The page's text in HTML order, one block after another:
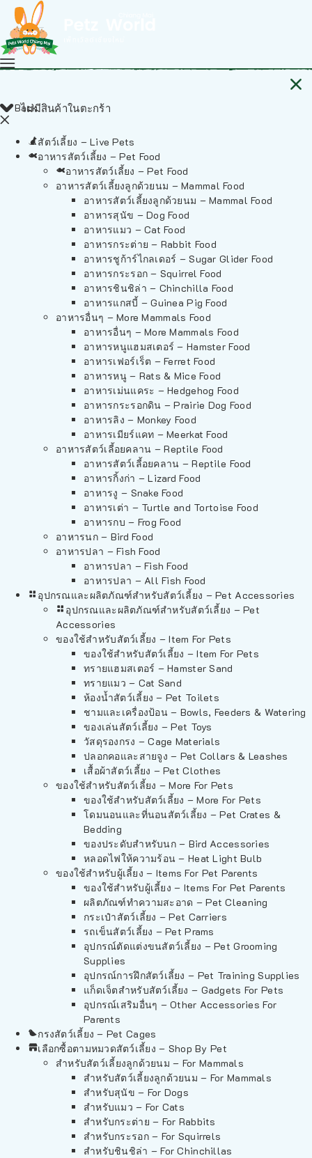
ไม่มีสินค้าในตะกร้า
Back
สัตว์เลี้ยง – Live Pets
อาหารสัตว์เลี้ยง – Pet Food
อาหารสัตว์เลี้ยง – Pet Food
อาหารสัตว์เลี้ยงลูกด้วยนม – Mammal Food
อาหารสัตว์เลี้ยงลูกด้วยนม – Mammal Food
อาหารสุนัข – Dog Food
อาหารแมว – Cat Food
อาหารกระต่าย – Rabbit Food
อาหารชูก้าร์ไกลเดอร์ – Sugar Glider Food
อาหารกระรอก – Squirrel Food
อาหารชินชิล่า – Chinchilla Food
อาหารแกสบี้ – Guinea Pig Food
อาหารอื่นๆ – More Mammals Food
อาหารอื่นๆ – More Mammals Food
อาหารหนูแฮมสเตอร์ – Hamster Food
อาหารเฟอร์เร็ต – Ferret Food
อาหารหนู – Rats & Mice Food
อาหารเม่นแคระ – Hedgehog Food
อาหารกระรอกดิน – Prairie Dog Food
อาหารลิง – Monkey Food
อาหารเมียร์แคท – Meerkat Food
อาหารสัตว์เลี้อยคลาน – Reptile Food
อาหารสัตว์เลี้อยคลาน – Reptile Food
อาหารกิ้งก่า – Lizard Food
อาหารงู – Snake Food
อาหารเต่า – Turtle and Tortoise Food
อาหารกบ – Frog Food
อาหารนก – Bird Food
อาหารปลา – Fish Food
อาหารปลา – Fish Food
อาหารปลา – All Fish Food
อุปกรณและผลิตภัณฑ์สำหรับสัตว์เลี้ยง – Pet Accessories
อุปกรณและผลิตภัณฑ์สำหรับสัตว์เลี้ยง – Pet
Accessories
ของใช้สำหรับสัตว์เลี้ยง – Item For Pets
ของใช้สำหรับสัตว์เลี้ยง – Item For Pets
ทรายแฮมสเตอร์ – Hamster Sand
ทรายแมว – Cat Sand
ห้องน้ำสัตว์เลี้ยง – Pet Toilets
ชามและเครื่องป้อน – Bowls, Feeders & Watering
ของเล่นสัตว์เลี้ยง – Pet Toys
วัสดุรองกรง – Cage Materials
ปลอกคอและสายจูง – Pet Collars & Leashes
เสื้อผ้าสัตว์เลี้ยง – Pet Clothes
ของใช้สำหรับสัตว์เลี้ยง – More For Pets
ของใช้สำหรับสัตว์เลี้ยง – More For Pets
โดมนอนและที่นอนสัตว์เลี้ยง – Pet Crates &
Bedding
ของประดับสำหรับนก – Bird Accessories
หลอดไฟให้ความร้อน – Heat Light Bulb
ของใช้สำหรับผู้เลี้ยง – Items For Pet Parents
ของใช้สำหรับผู้เลี้ยง – Items For Pet Parents
ผลิตภัณฑ์ทำความสะอาด – Pet Cleaning
กระเป๋าสัตว์เลี้ยง – Pet Carriers
รถเข็นสัตว์เลี้ยง – Pet Prams
อุปกรณ์ตัดแต่งขนสัตว์เลี้ยง – Pet Grooming
Supplies
อุปกรณ์การฝึกสัตว์เลี้ยง – Pet Training Supplies
แก็ดเจ็ตสำหรับสัตว์เลี้ยง – Gadgets For Pets
อุปกรณ์เสริมอื่นๆ – Other Accessories For
Parents
กรงสัตว์เลี้ยง – Pet Cages
เลือกซื้อตามหมวดสัตว์เลี้ยง – Shop By Pet
สำหรับสัตว์เลี้ยงลูกด้วยนม – For Mammals
สำหรับสัตว์เลี้ยงลูกด้วยนม – For Mammals
สำหรับสุนัข – For Dogs
สำหรับแมว – For Cats
สำหรับกระต่าย – For Rabbits
สำหรับกระรอก – For Squirrels
สำหรับชินชิล่า – For Chinchillas